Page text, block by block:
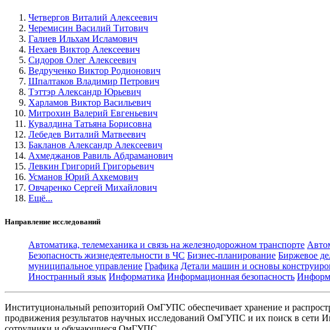
Четвергов Виталий Алексеевич
Черемисин Василий Титович
Галиев Ильхам Исламович
Нехаев Виктор Алексеевич
Сидоров Олег Алексеевич
Ведрученко Виктор Родионович
Шпалтаков Владимир Петрович
Тэттэр Александр Юрьевич
Харламов Виктор Васильевич
Митрохин Валерий Евгеньевич
Кувалдина Татьяна Борисовна
Лебедев Виталий Матвеевич
Бакланов Александр Алексеевич
Ахмеджанов Равиль Абдраманович
Левкин Григорий Григорьевич
Усманов Юрий Ахкемович
Овчаренко Сергей Михайлович
Ещё...
Направление исследований
Автоматика, телемеханика и связь на железнодорожном транспорте
Безопасность жизнедеятельности в ЧС Бизнес-планирование Биржевое
муниципальное управление Графика Детали машин и основы
Иностранный язык Информатика Информационная безопасность
Институциональный репозиторий ОмГУПС обеспечивает хранение и
продвижения результатов научных исследований ОмГУПС и их поиск в сети